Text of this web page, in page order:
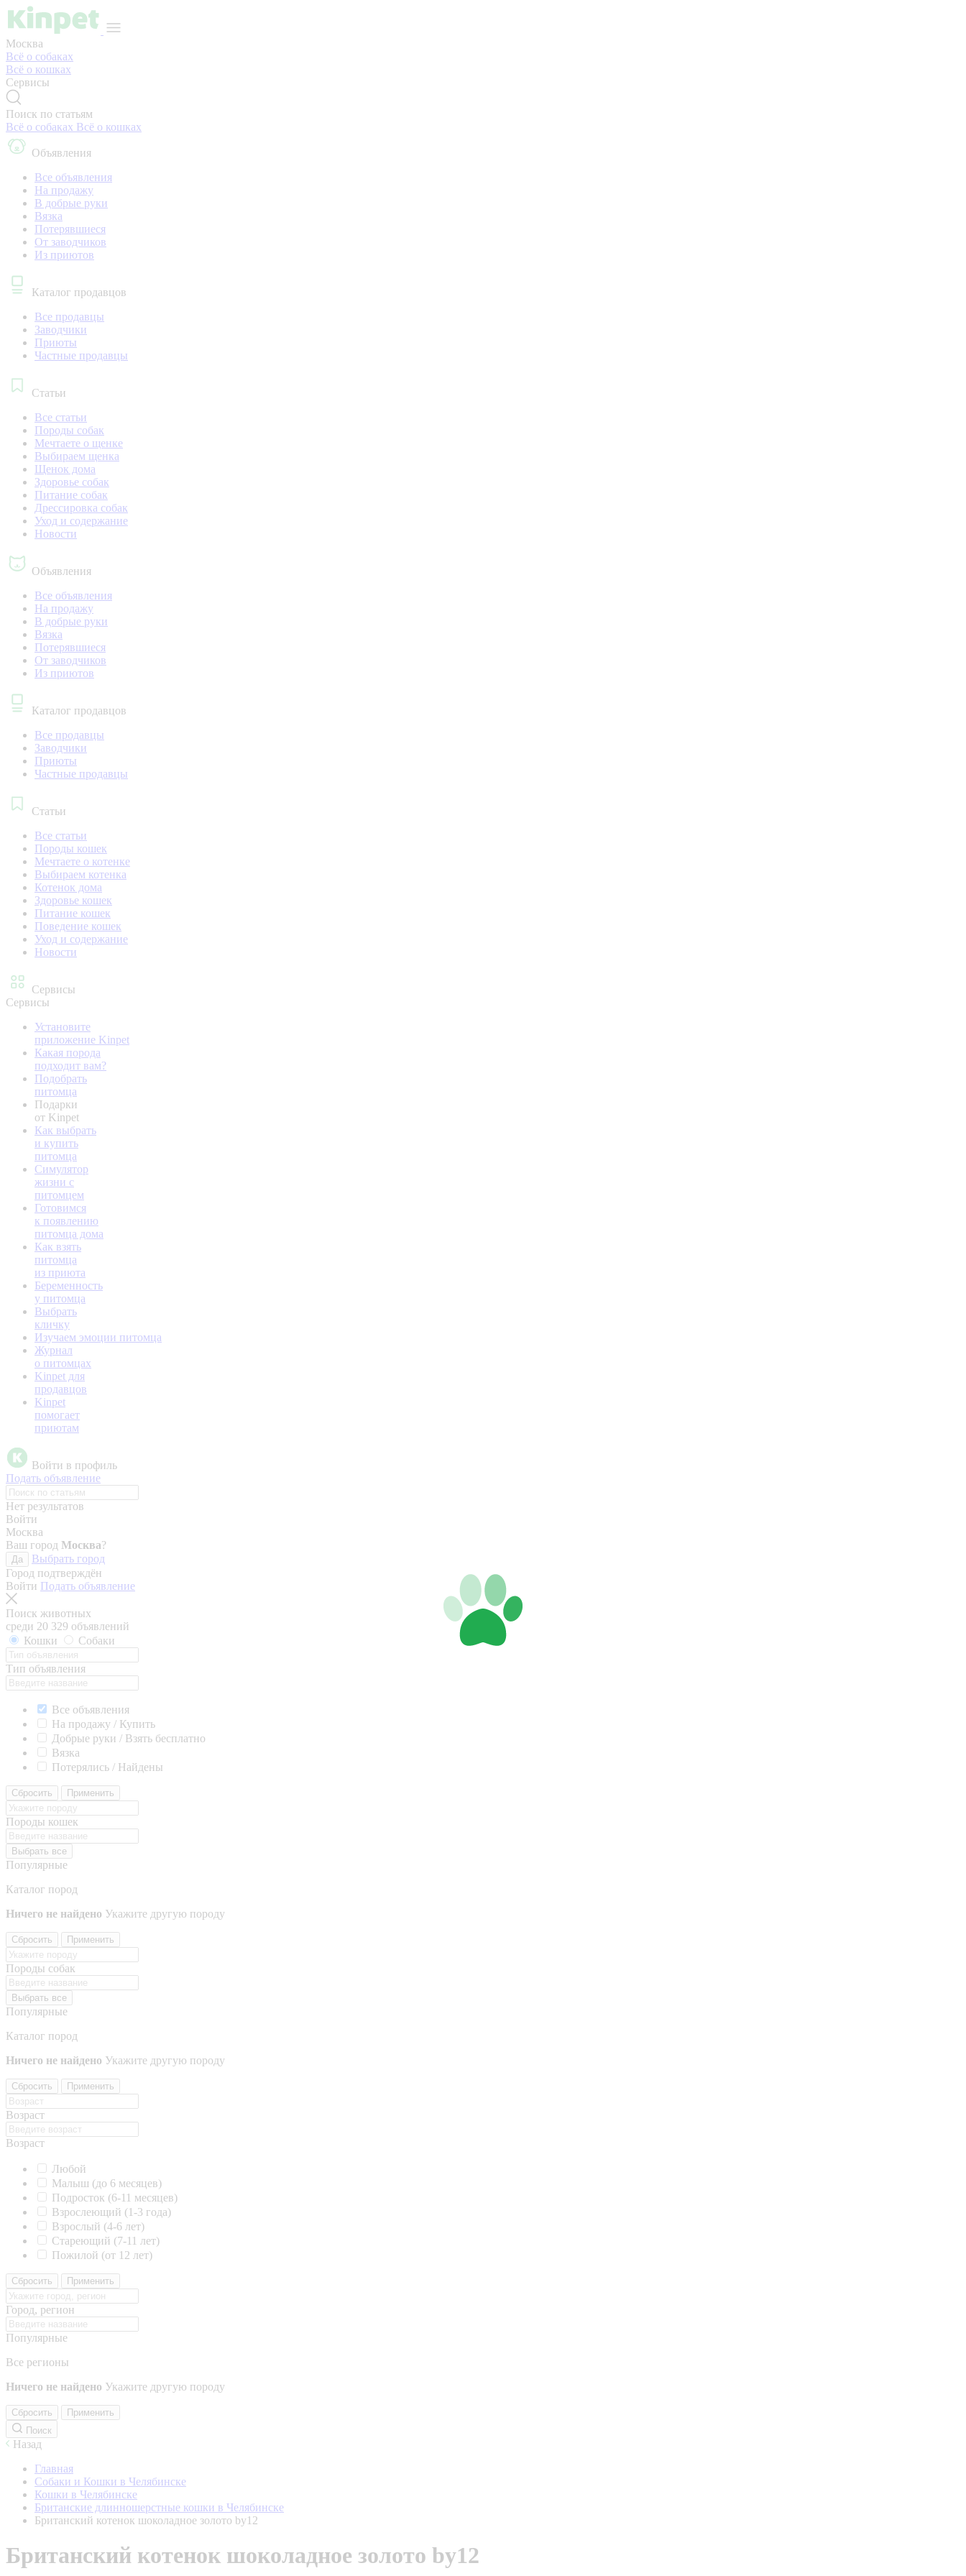
Москва
Всё о собаках
Всё о кошках
Сервисы
Поиск по статьям
Всё о собаках Всё о кошках
Объявления
Все объявления
На продажу
В добрые руки
Вязка
Потерявшиеся
От заводчиков
Из приютов
Каталог продавцов
Все продавцы
Заводчики
Приюты
Частные продавцы
Статьи
Все статьи
Породы собак
Мечтаете о щенке
Выбираем щенка
Щенок дома
Здоровье собак
Питание собак
Дрессировка собак
Уход и содержание
Новости
Объявления
Все объявления
На продажу
В добрые руки
Вязка
Потерявшиеся
От заводчиков
Из приютов
Каталог продавцов
Все продавцы
Заводчики
Приюты
Частные продавцы
Статьи
Все статьи
Породы кошек
Мечтаете о котенке
Выбираем котенка
Котенок дома
Здоровье кошек
Питание кошек
Поведение кошек
Уход и содержание
Новости
Сервисы
Сервисы
Установите
приложение Kinpet
Какая порода
подходит вам?
Подобрать
питомца
Подарки
от Kinpet
Как выбрать
и купить
питомца
Симулятор
жизни с
питомцем
Готовимся
к появлению
питомца дома
Как взять
питомца
из приюта
Беременность
у питомца
Выбрать
кличку
Изучаем эмоции питомца
Журнал
о питомцах
Kinpet для
продавцов
Kinpet
помогает
приютам
Войти в профиль
Подать объявление
Нет результатов
Войти
Москва
Ваш город Москва?
Да
Выбрать город
Город подтверждён
Войти Подать объявление
Поиск животных
среди 20 329 объявлений
Кошки
Собаки
Тип объявления
Все объявления
На продажу / Купить
Добрые руки / Взять бесплатно
Вязка
Потерялись / Найдены
Сбросить Применить
Породы кошек
Выбрать все
Популярные
Каталог пород
Ничего не найдено Укажите другую породу
Сбросить Применить
Породы собак
Выбрать все
Популярные
Каталог пород
Ничего не найдено Укажите другую породу
Сбросить Применить
Возраст
Возраст
Любой
Малыш (до 6 месяцев)
Подросток (6-11 месяцев)
Взрослеющий (1-3 года)
Взрослый (4-6 лет)
Стареющий (7-11 лет)
Пожилой (от 12 лет)
Сбросить Применить
Город, регион
Популярные
Все регионы
Ничего не найдено Укажите другую породу
Сбросить
Применить
Поиск
Назад
Главная
Собаки и Кошки в Челябинске
Кошки в Челябинске
Британские длинношерстные кошки в Челябинске
Британский котенок шоколадное золото by12
Британский котенок шоколадное золото by12